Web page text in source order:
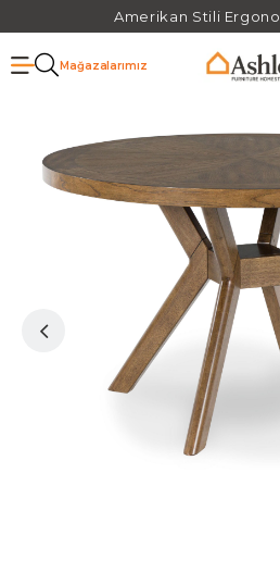
Amerikan Stili
Mağazalarımız